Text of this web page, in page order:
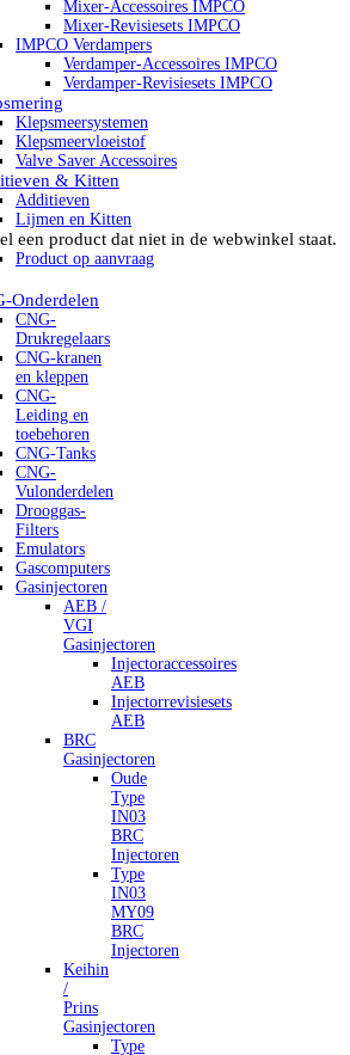
Mixer-Accessoires IMPCO
Mixer-Revisiesets IMPCO
IMPCO Verdampers
Verdamper-Accessoires IMPCO
Verdamper-Revisiesets IMPCO
Klepsmeersystemen
Klepsmeervloeistof
Valve Saver Accessoires
& Kitten
Additieven
Lijmen en Kitten
een product dat niet in de webwinkel staat.
Product op aanvraag
Onderdelen
CNG-
Drukregelaars
CNG-kranen
en kleppen
CNG-
Leiding en
toebehoren
CNG-Tanks
CNG-
Vulonderdelen
Drooggas-
Filters
Emulators
Gascomputers
Gasinjectoren
AEB /
VGI
Gasinjectoren
Injectoraccessoires
AEB
Injectorrevisiesets
AEB
BRC
Gasinjectoren
Oude
Type
IN03
BRC
Injectoren
Type
IN03
MY09
BRC
Injectoren
Keihin
/
Prins
Gasinjectoren
Type